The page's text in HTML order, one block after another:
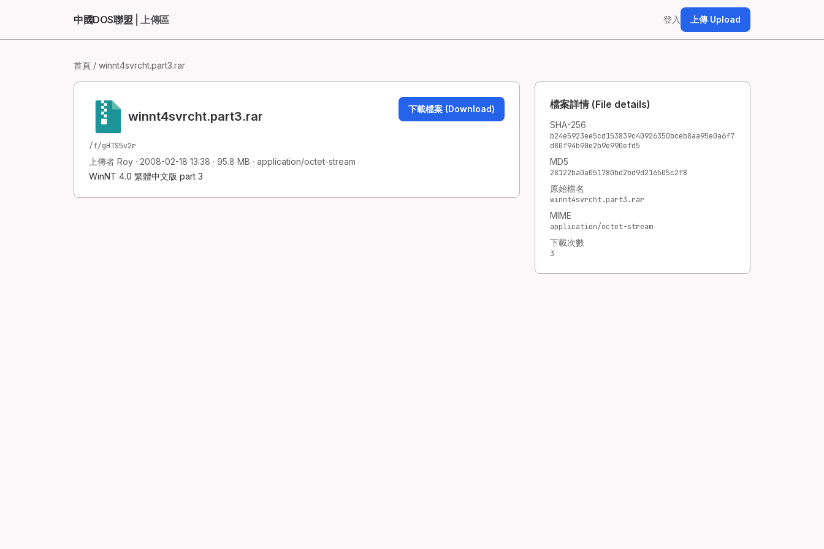
中國DOS聯盟 | 上傳區 登入 上傳 Upload
首頁 / winnt4svrcht.part3.rar
winnt4svrcht.part3.rar
/f/gHTS5v2r
上傳者 Roy · 2008-02-18 13:38 · 95.8 MB · application/octet-stream
WinNT 4.0 繁體中文版 part 3
下載檔案 (Download) 檔案詳情 (File details)
SHA-256
b24e5923ee5cd153839c40926350bceb8aa95e0a6f7
d80f94b90e2b9e990efd5
MD5
28122ba0a051780bd2bd9d216505c2f8
原始檔名
winnt4svrcht.part3.rar
MIME
application/octet-stream
下載次數
3